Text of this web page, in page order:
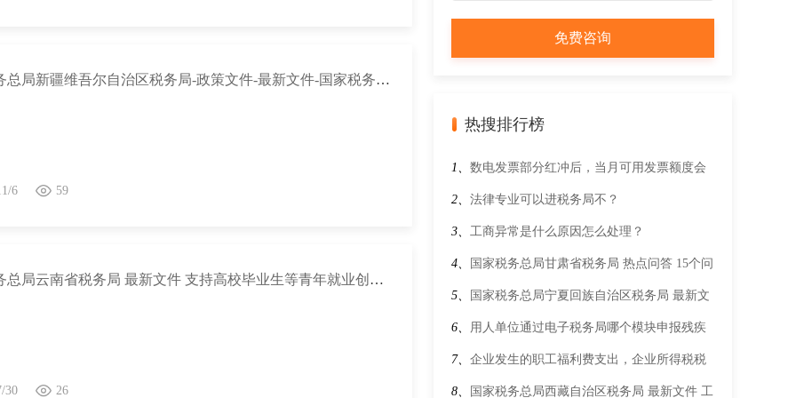
国家税务总局新疆维吾尔自治区税务局-政策文件-最新文件-国家税务总局关于城市维护建设税征收管理有关事项的公告
6 59
国家税务总局云南省税务局 最新文件 支持高校毕业生等青年就业创业税收优惠政策指引
30 26
热搜排行榜
1、 数电发票部分红冲后，当月可用发票额度会
增加吗？
2、 法律专业可以进税务局不？
3、 工商异常是什么原因怎么处理？
4、 国家税务总局甘肃省税务局 热点问答 15个问
答学习：购进农产品增值税事项如何处理
5、 国家税务总局宁夏回族自治区税务局 最新文
件 国家税务总局关于进一步加大增值税期末留
抵退税政策实施力度有关征管事项的公告
6、 用人单位通过电子税务局哪个模块申报残疾
人就业保障金？
7、 企业发生的职工福利费支出，企业所得税税
前扣除限额如何计算？哪些支出属于职工福利费
8、 国家税务总局西藏自治区税务局 最新文件 工